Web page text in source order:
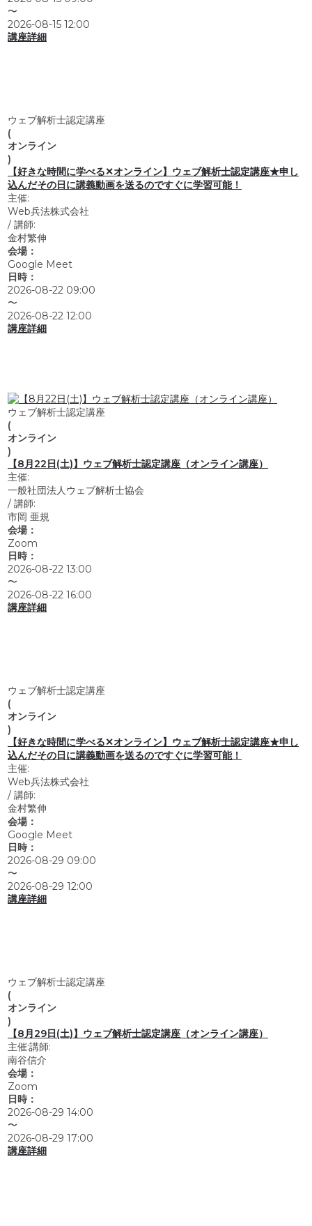
〜
2026-08-15 12:00
講座詳細
ウェブ解析士認定講座
(
オンライン
)
【好きな時間に学べる✕オンライン】ウェブ解析士認定講座★申し
込んだその日に講義動画を送るのですぐに学習可能！
主催:
Web兵法株式会社
/ 講師:
金村繁伸
会場：
Google Meet
日時：
2026-08-22 09:00
〜
2026-08-22 12:00
講座詳細
ウェブ解析士認定講座
(
オンライン
)
【8月22日(土)】ウェブ解析士認定講座（オンライン講座）
主催:
一般社団法人ウェブ解析士協会
/ 講師:
市岡 亜規
会場：
Zoom
日時：
2026-08-22 13:00
〜
2026-08-22 16:00
講座詳細
ウェブ解析士認定講座
(
オンライン
)
【好きな時間に学べる✕オンライン】ウェブ解析士認定講座★申し
込んだその日に講義動画を送るのですぐに学習可能！
主催:
Web兵法株式会社
/ 講師:
金村繁伸
会場：
Google Meet
日時：
2026-08-29 09:00
〜
2026-08-29 12:00
講座詳細
ウェブ解析士認定講座
(
オンライン
)
【8月29日(土)】ウェブ解析士認定講座（オンライン講座）
主催:講師:
南谷信介
会場：
Zoom
日時：
2026-08-29 14:00
〜
2026-08-29 17:00
講座詳細